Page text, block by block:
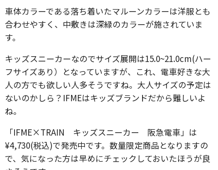
車体カラーである落ち着いたマルーンカラーは洋服とも
合わせやすく、中敷きは深緑のカラーが施されていま
す。
キッズスニーカーなのでサイズ展開は15.0~21.0cm(ハー
フサイズあり）となっていますが、これ、電車好きな大
人の方でも欲しい人多そうですね。大人サイズの予定は
ないのかしら？IFMEはキッズブランドだから難しいよ
ね。
「IFME×TRAIN キッズスニーカー 阪急電車」は
¥4,730(税込)で発売中です。数量限定商品となりますの
で、気になった方は早めにチェックしておいたほうが良